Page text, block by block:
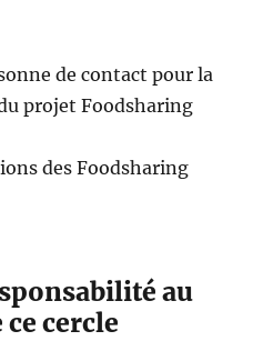
de contact pour la
projet Foodsharing
des Foodsharing
au
cercle